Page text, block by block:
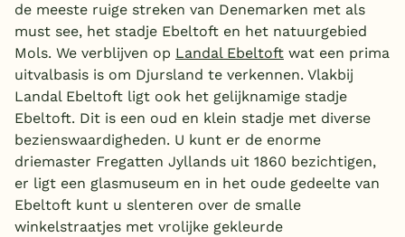
de meeste ruige streken van Denemarken met als
must see, het stadje Ebeltoft en het natuurgebied
Mols. We verblijven op Landal Ebeltoft wat een prima
uitvalbasis is om Djursland te verkennen. Vlakbij
Landal Ebeltoft ligt ook het gelijknamige stadje
Ebeltoft. Dit is een oud en klein stadje met diverse
bezienswaardigheden. U kunt er de enorme
driemaster Fregatten Jyllands uit 1860 bezichtigen,
er ligt een glasmuseum en in het oude gedeelte van
Ebeltoft kunt u slenteren over de smalle
winkelstraatjes met vrolijke gekleurde